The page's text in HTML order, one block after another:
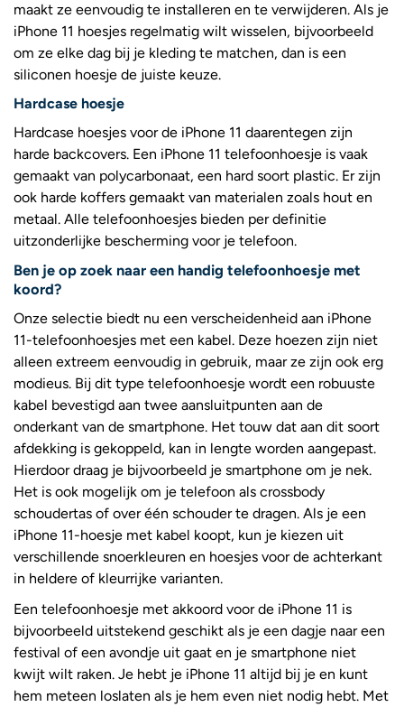
maakt ze eenvoudig te installeren en te verwijderen. Als je
iPhone 11 hoesjes regelmatig wilt wisselen, bijvoorbeeld
om ze elke dag bij je kleding te matchen, dan is een
siliconen hoesje de juiste keuze.
Hardcase hoesje
Hardcase hoesjes voor de iPhone 11 daarentegen zijn
harde backcovers. Een iPhone 11 telefoonhoesje is vaak
gemaakt van polycarbonaat, een hard soort plastic. Er zijn
ook harde koffers gemaakt van materialen zoals hout en
metaal. Alle telefoonhoesjes bieden per definitie
uitzonderlijke bescherming voor je telefoon.
Ben je op zoek naar een handig telefoonhoesje met
koord?
Onze selectie biedt nu een verscheidenheid aan iPhone
11-telefoonhoesjes met een kabel. Deze hoezen zijn niet
alleen extreem eenvoudig in gebruik, maar ze zijn ook erg
modieus. Bij dit type telefoonhoesje wordt een robuuste
kabel bevestigd aan twee aansluitpunten aan de
onderkant van de smartphone. Het touw dat aan dit soort
afdekking is gekoppeld, kan in lengte worden aangepast.
Hierdoor draag je bijvoorbeeld je smartphone om je nek.
Het is ook mogelijk om je telefoon als crossbody
schoudertas of over één schouder te dragen. Als je een
iPhone 11-hoesje met kabel koopt, kun je kiezen uit
verschillende snoerkleuren en hoesjes voor de achterkant
in heldere of kleurrijke varianten.
Een telefoonhoesje met akkoord voor de iPhone 11 is
bijvoorbeeld uitstekend geschikt als je een dagje naar een
festival of een avondje uit gaat en je smartphone niet
kwijt wilt raken. Je hebt je iPhone 11 altijd bij je en kunt
hem meteen loslaten als je hem even niet nodig hebt. Met